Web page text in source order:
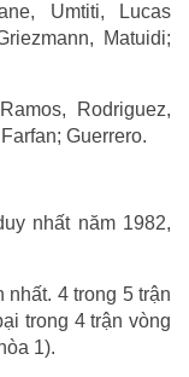
Umtiti, Lucas
Matuidi;
Rodriguez,
Guerrero.
nhất năm 1982,
nhất. 4 trong 5 trận
trong 4 trận vòng
1).